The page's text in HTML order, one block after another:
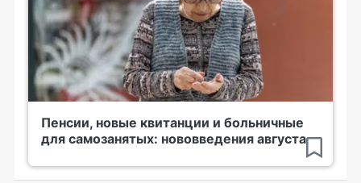
Пенсии, новые квитанции и больничные
для самозанятых: нововведения августа